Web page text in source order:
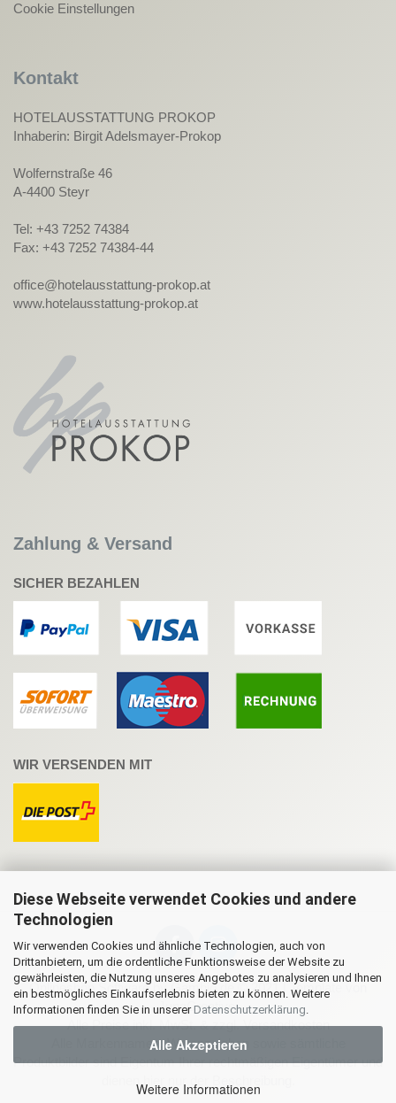
Diese Webseite verwendet Cookies und andere
Technologien
Wir verwenden Cookies und ähnliche Technologien, auch von
Drittanbietern, um die ordentliche Funktionsweise der Website zu
gewährleisten, die Nutzung unseres Angebotes zu analysieren und Ihnen
ein bestmögliches Einkaufserlebnis bieten zu können. Weitere
Informationen finden Sie in unsererDatenschutzerklärung.
Alle Akzeptieren
Weitere Informationen
Cookie Einstellungen
Kontakt
HOTELAUSSTATTUNG PROKOP
Inhaberin: Birgit Adelsmayer-Prokop
Wolfernstraße 46
A-4400 Steyr
Tel: +43 7252 74384
Fax: +43 7252 74384-44
office@hotelausstattung-prokop.at
www.hotelausstattung-prokop.at
Zahlung & Versand
SICHER BEZAHLEN
WIR VERSENDEN MIT
Onlineshop Softwareby Gambio.de © 2021 | Template von
JungCreative.
Alle Preise inkl. MwSt. & zzgl. Versandkosten
Alle Markennamen, Warenzeichen sowie sämtliche
Produktbilder sind Eigentum Ihrer rechtmäßigen Eigentümer und